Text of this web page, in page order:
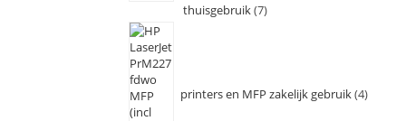
thuisgebruik 7
printers en MFP zakelijk gebruik 4